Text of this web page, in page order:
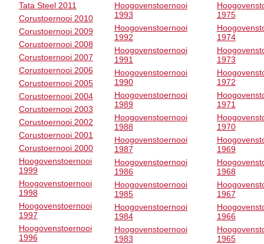
Tata Steel 2011
Corustoernooi 2010
Corustoernooi 2009
Corustoernooi 2008
Corustoernooi 2007
Corustoernooi 2006
Corustoernooi 2005
Corustoernooi 2004
Corustoernooi 2003
Corustoernooi 2002
Corustoernooi 2001
Corustoernooi 2000
Hoogovenstoernooi
1999
Hoogovenstoernooi
1998
Hoogovenstoernooi
1997
Hoogovenstoernooi
1996
Hoogovenstoernooi
1993
Hoogovenstoernooi
1992
Hoogovenstoernooi
1991
Hoogovenstoernooi
1990
Hoogovenstoernooi
1989
Hoogovenstoernooi
1988
Hoogovenstoernooi
1987
Hoogovenstoernooi
1986
Hoogovenstoernooi
1985
Hoogovenstoernooi
1984
Hoogovenstoernooi
1983
1975
1974
1973
1972
1971
1970
1969
1968
1967
1966
1965